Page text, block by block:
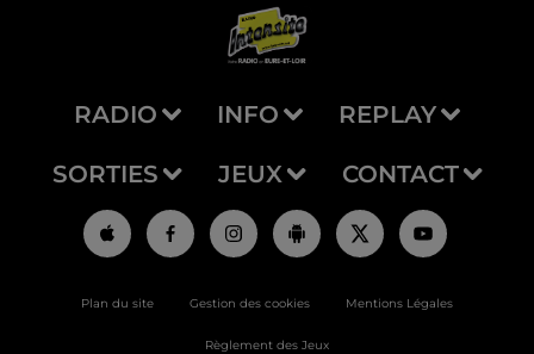
RADIO INFO REPLAY
SORTIES JEUX CONTACT
Plan du site Gestion des cookies Mentions Légales
Règlement des Jeux